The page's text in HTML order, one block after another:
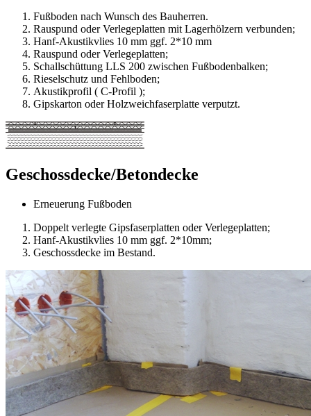
Fußboden nach Wunsch des Bauherren.
Rauspund oder Verlegeplatten mit Lagerhölzern verbunden;
Hanf-Akustikvlies 10 mm ggf. 2*10 mm
Rauspund oder Verlegeplatten;
Schallschüttung LLS 200 zwischen Fußbodenbalken;
Rieselschutz und Fehlboden;
Akustikprofil ( C-Profil );
Gipskarton oder Holzweichfaserplatte verputzt.
Geschossdecke/Betondecke
Erneuerung Fußboden
Doppelt verlegte Gipsfaserplatten oder Verlegeplatten;
Hanf-Akustikvlies 10 mm ggf. 2*10mm;
Geschossdecke im Bestand.